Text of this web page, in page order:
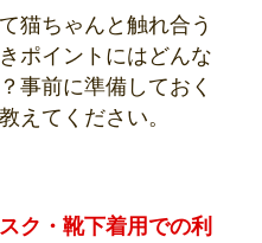
猫ちゃんと触れ合う
ポイントにはどんな
事前に準備しておく
えてください。
ク・靴下着用での利